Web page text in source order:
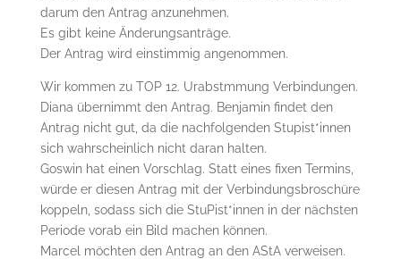
darum den Antrag anzunehmen.
Es gibt keine Änderungsanträge.
Der Antrag wird einstimmig angenommen.
Wir kommen zu TOP 12. Urabstmmung Verbindungen.
Diana übernimmt den Antrag. Benjamin findet den
Antrag nicht gut, da die nachfolgenden Stupist*innen
sich wahrscheinlich nicht daran halten.
Goswin hat einen Vorschlag. Statt eines fixen Termins,
würde er diesen Antrag mit der Verbindungsbroschüre
koppeln, sodass sich die StuPist*innen in der nächsten
Periode vorab ein Bild machen können.
Marcel möchten den Antrag an den AStA verweisen.